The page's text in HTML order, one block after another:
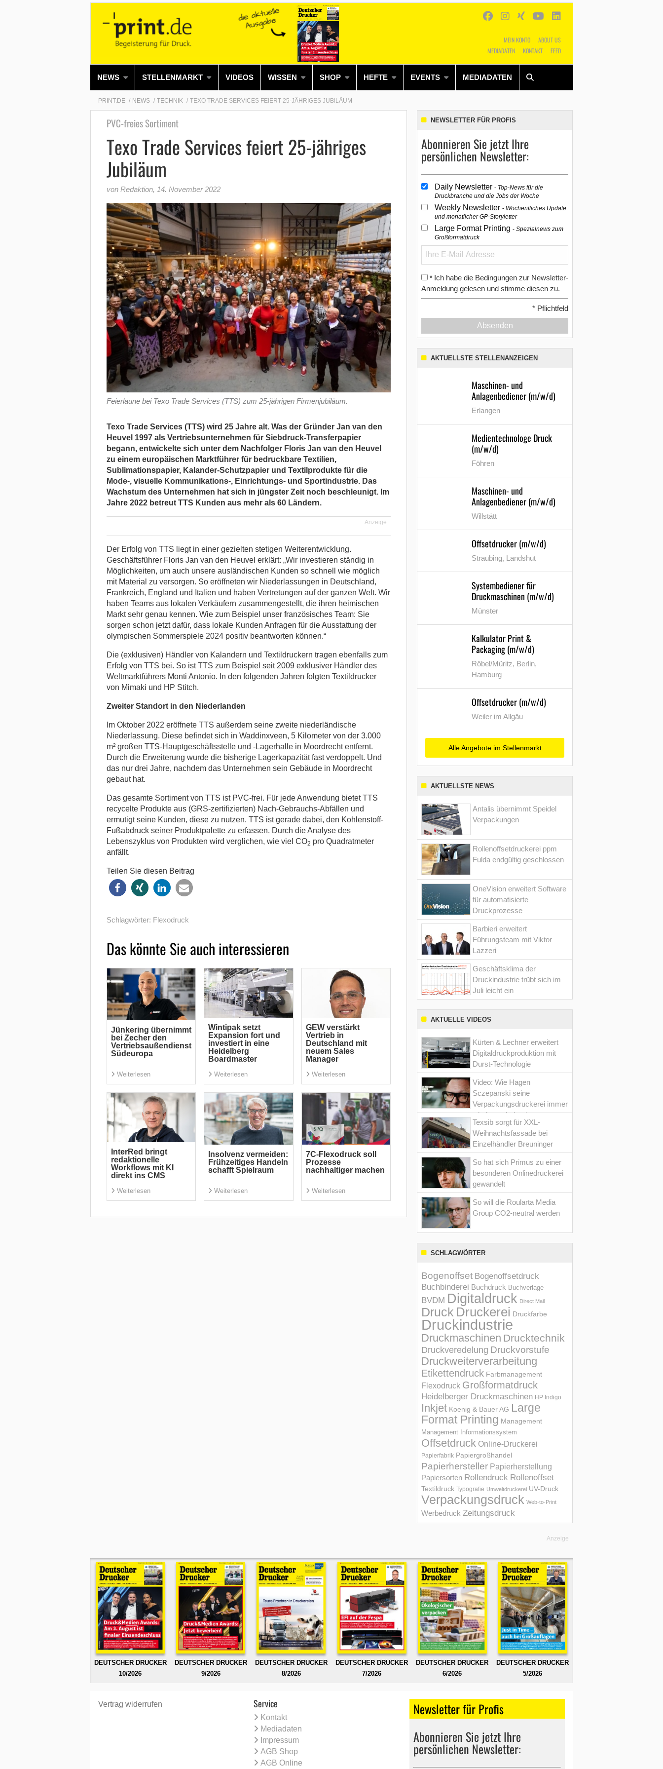
MEIN KONTO
ABOUT US
MEDIADATEN
KONTAKT FEED
NEWS STELLENMARKT VIDEOS WISSEN SHOP HEFTE EVENTS MEDIADATEN
Alles Shop SUCHEN
PRINT.DE NEWS TECHNIK TEXO TRADE SERVICES FEIERT 25-JÄHRIGES JUBILÄUM
PVC-freies Sortiment
Texo Trade Services feiert 25-jähriges
Jubiläum
von Redaktion, 14. November 2022
Feierlaune bei Texo Trade Services (TTS) zum 25-jährigen Firmenjubiläum.
Texo Trade Services (TTS) wird 25 Jahre alt. Was der Gründer Jan van den
Heuvel 1997 als Vertriebsunternehmen für Siebdruck-Transferpapier
begann, entwickelte sich unter dem Nachfolger Floris Jan van den Heuvel
zu einem europäischen Marktführer für bedruckbare Textilien,
Sublimationspapier, Kalander-Schutzpapier und Textilprodukte für die
Mode-, visuelle Kommunikations-, Einrichtungs- und Sportindustrie. Das
Wachstum des Unternehmen hat sich in jüngster Zeit noch beschleunigt. Im
Jahre 2022 betreut TTS Kunden aus mehr als 60 Ländern.
Anzeige
Der Erfolg von TTS liegt in einer gezielten stetigen Weiterentwicklung.
Geschäftsführer Floris Jan van den Heuvel erklärt: „Wir investieren ständig in
Möglichkeiten, um auch unsere ausländischen Kunden so schnell wie möglich
mit Material zu versorgen. So eröffneten wir Niederlassungen in Deutschland,
Frankreich, England und Italien und haben Vertretungen auf der ganzen Welt. Wir
haben Teams aus lokalen Verkäufern zusammengestellt, die ihren heimischen
Markt sehr genau kennen. Wie zum Beispiel unser französisches Team: Sie
sorgen schon jetzt dafür, dass lokale Kunden Anfragen für die Ausstattung der
olympischen Sommerspiele 2024 positiv beantworten können.“
Die (exklusiven) Händler von Kalandern und Textildruckern tragen ebenfalls zum
Erfolg von TTS bei. So ist TTS zum Beispiel seit 2009 exklusiver Händler des
Weltmarktführers Monti Antonio. In den folgenden Jahren folgten Textildrucker
von Mimaki und HP Stitch.
Zweiter Standort in den Niederlanden
Im Oktober 2022 eröffnete TTS außerdem seine zweite niederländische
Niederlassung. Diese befindet sich in Waddinxveen, 5 Kilometer von der 3.000
m² großen TTS-Hauptgeschäftsstelle und -Lagerhalle in Moordrecht entfernt.
Durch die Erweiterung wurde die bisherige Lagerkapazität fast verdoppelt. Und
das nur drei Jahre, nachdem das Unternehmen sein Gebäude in Moordrecht
gebaut hat.
Das gesamte Sortiment von TTS ist PVC-frei. Für jede Anwendung bietet TTS
recycelte Produkte aus (GRS-zertifizierten) Nach-Gebrauchs-Abfällen und
ermutigt seine Kunden, diese zu nutzen. TTS ist gerade dabei, den Kohlenstoff-
Fußabdruck seiner Produktpalette zu erfassen. Durch die Analyse des
Lebenszyklus von Produkten wird verglichen, wie viel CO2 pro Quadratmeter
anfällt.
Teilen Sie diesen Beitrag
Schlagwörter: Flexodruck
Das könnte Sie auch interessieren
Jünkering übernimmt
bei Zecher den
Vertriebsaußendienst
Südeuropa
Weiterlesen
Wintipak setzt
Expansion fort und
investiert in eine
Heidelberg
Boardmaster
Weiterlesen
GEW verstärkt
Vertrieb in
Deutschland mit
neuem Sales
Manager
Weiterlesen
InterRed bringt
redaktionelle
Workflows mit KI
direkt ins CMS
Weiterlesen
Insolvenz vermeiden:
Frühzeitiges Handeln
schafft Spielraum
Weiterlesen
7C-Flexodruck soll
Prozesse
nachhaltiger machen
Weiterlesen
NEWSLETTER FÜR PROFIS
Abonnieren Sie jetzt Ihre
persönlichen Newsletter:
Daily Newsletter Top-News für die
Druckbranche und die Jobs der Woche
Weekly Newsletter Wöchentliches Update
und monatlicher GP-Storyletter
Large Format Printing Spezialnews zum
Großformatdruck
* Ich habe die Bedingungen zur Newsletter-
Anmeldung gelesen und stimme diesen zu.
* Pflichtfeld
Absenden
AKTUELLSTE STELLENANZEIGEN
Maschinen- und
Anlagenbediener (m/w/d)
Erlangen
Medientechnologe Druck
(m/w/d)
Föhren
Maschinen- und
Anlagenbediener (m/w/d)
Willstätt
Offsetdrucker (m/w/d)
Straubing, Landshut
Systembediener für
Druckmaschinen (m/w/d)
Münster
Kalkulator Print &
Packaging (m/w/d)
Röbel/Müritz, Berlin,
Hamburg
Offsetdrucker (m/w/d)
Weiler im Allgäu
Alle Angebote im Stellenmarkt
AKTUELLSTE NEWS
Antalis übernimmt Speidel
Verpackungen
Rollenoffsetdruckerei ppm
Fulda endgültig geschlossen
OneVision erweitert Software
für automatisierte
Druckprozesse
Barbieri erweitert
Führungsteam mit Viktor
Lazzeri
Geschäftsklima der
Druckindustrie trübt sich im
Juli leicht ein
AKTUELLE VIDEOS
Kürten & Lechner erweitert
Digitaldruckproduktion mit
Durst-Technologie
Video: Wie Hagen
Sczepanski seine
Verpackungsdruckerei immer
wieder optimiert hat
Texsib sorgt für XXL-
Weihnachtsfassade bei
Einzelhändler Breuninger
So hat sich Primus zu einer
besonderen Onlinedruckerei
gewandelt
So will die Roularta Media
Group CO2-neutral werden
SCHLAGWÖRTER
Bogenoffset Bogenoffsetdruck
Buchbinderei Buchdruck Buchverlage
BVDM Digitaldruck Direct Mail
Druck Druckerei Druckfarbe
Druckindustrie
Druckmaschinen Drucktechnik
Druckveredelung Druckvorstufe
Druckweiterverarbeitung
Etikettendruck Farbmanagement
Flexodruck Großformatdruck
Heidelberger Druckmaschinen HP Indigo
Inkjet Koenig & Bauer AG Large
Format Printing Management
Management Informations­system
Offsetdruck Online-Druckerei
Papierfabrik Papiergroßhandel
Papierhersteller Papierherstellung
Papiersorten Rollendruck Rollenoffset
Textildruck Typografie Umweltdruckerei UV-Druck
Verpackungsdruck Web-to-Print
Werbedruck Zeitungsdruck
Anzeige
DEUTSCHER DRUCKER
10/2026
DEUTSCHER DRUCKER
9/2026
DEUTSCHER DRUCKER
8/2026
DEUTSCHER DRUCKER
7/2026
DEUTSCHER DRUCKER
6/2026
DEUTSCHER DRUCKER
5/2026
Vertrag widerrufen Service
Kontakt
Mediadaten
Impressum
AGB Shop
AGB Online
Newsletter für Profis
Abonnieren Sie jetzt Ihre
persönlichen Newsletter: